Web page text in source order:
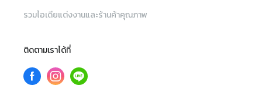
รวมไอเดียแต่งงานและร้านค้าคุณภาพ
ติดตามเราได้ที่